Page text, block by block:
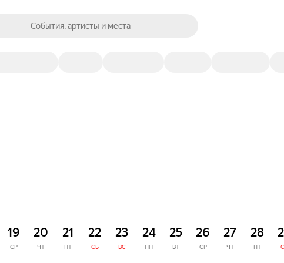
События, артисты и места
19
СР
20
ЧТ
21
ПТ
22
СБ
23
ВС
24
ПН
25
ВТ
26
СР
27
ЧТ
28
ПТ